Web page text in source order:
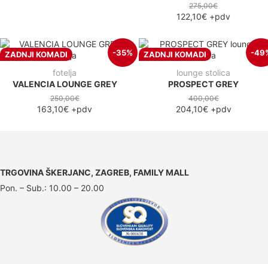
275,00€
122,10€ +pdv
ZADNJI KOMADI -35%
fotelja
VALENCIA LOUNGE GREY
250,00€
163,10€ +pdv
ZADNJI KOMADI -
lounge stolica
PROSPECT GREY
400,00€
204,10€+pdv
TRGOVINA ŠKERJANC, ZAGREB, FAMILY MALL
Pon. – Sub.: 10.00 – 20.00